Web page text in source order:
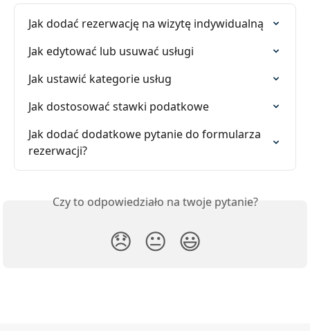
Jak dodać rezerwację na wizytę indywidualną
Jak edytować lub usuwać usługi
Jak ustawić kategorie usług
Jak dostosować stawki podatkowe
Jak dodać dodatkowe pytanie do formularza
rezerwacji?
Czy to odpowiedziało na twoje pytanie?
😞 😐 😃